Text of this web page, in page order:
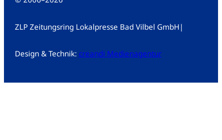
ZLP Zeitungsring Lokalpresse Bad Vilbel GmbH |
Design & Technik: creandi Medienagentur